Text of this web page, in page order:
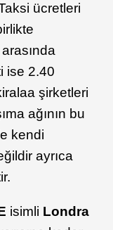
ücretleri
ise 2.40
şirketleri
ağının bu
kendi
ayrıca
isimli Londra